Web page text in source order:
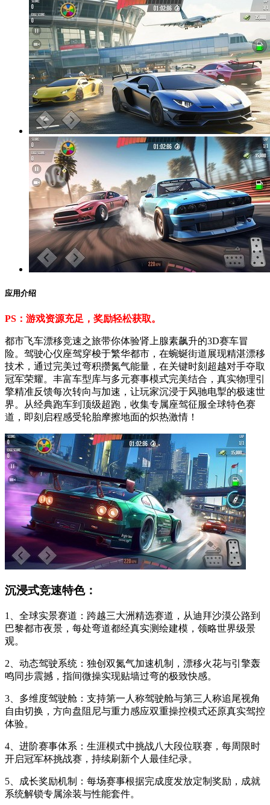
应用介绍
PS：游戏资源充足，奖励轻松获取。
都市飞车漂移竞速之旅带你体验肾上腺素飙升的3D赛车冒
险。驾驶心仪座驾穿梭于繁华都市，在蜿蜒街道展现精湛漂移
技术，通过完美过弯积攒氮气能量，在关键时刻超越对手夺取
冠军荣耀。丰富车型库与多元赛事模式完美结合，真实物理引
擎精准反馈每次转向与加速，让玩家沉浸于风驰电掣的极速世
界。从经典跑车到顶级超跑，收集专属座驾征服全球特色赛
道，即刻启程感受轮胎摩擦地面的炽热激情！
沉浸式竞速特色：
1、全球实景赛道：跨越三大洲精选赛道，从迪拜沙漠公路到
巴黎都市夜景，每处弯道都经真实测绘建模，领略世界级景
观。
2、动态驾驶系统：独创双氮气加速机制，漂移火花与引擎轰
鸣同步震撼，指间微操实现贴墙过弯的极致快感。
3、多维度驾驶舱：支持第一人称驾驶舱与第三人称追尾视角
自由切换，方向盘阻尼与重力感应双重操控模式还原真实驾控
体验。
4、进阶赛事体系：生涯模式中挑战八大段位联赛，每周限时
开启冠军杯挑战赛，持续刷新个人最佳纪录。
5、成长奖励机制：每场赛事根据完成度发放定制奖励，成就
系统解锁专属涂装与性能套件。